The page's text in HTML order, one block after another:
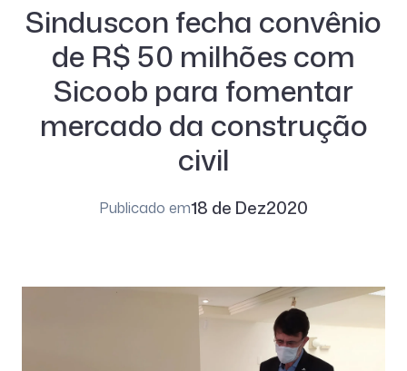
Sinduscon fecha convênio
de R$ 50 milhões com
Sicoob para fomentar
mercado da construção
civil
Publicado em18 de Dez2020